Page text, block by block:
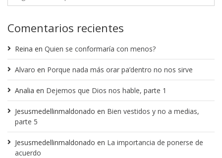
Comentarios recientes
Reina en Quien se conformaría con menos?
Alvaro en Porque nada más orar pa’dentro no nos sirve
Analia en Dejemos que Dios nos hable, parte 1
Jesusmedellinmaldonado en Bien vestidos y no a medias,
parte 5
Jesusmedellinmaldonado en La importancia de ponerse de
acuerdo